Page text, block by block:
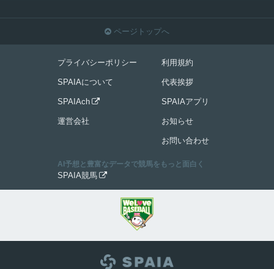
 ページトップへ
プライバシーポリシー
SPAIAについて
SPAIAch 
運営会社
利用規約
代表挨拶
SPAIAアプリ
お知らせ
お問い合わせ
AI予想と豊富なデータで競馬をもっと面白く
SPAIA競馬 